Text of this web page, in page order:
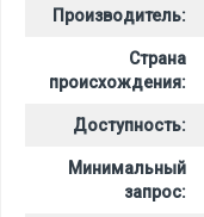
Производитель:
Страна
происхождения:
Доступность:
Минимальный
запрос: